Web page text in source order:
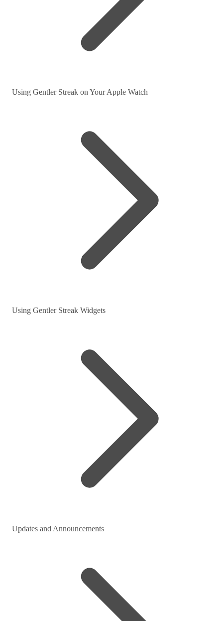
Using Gentler Streak on Your Apple Watch
Using Gentler Streak Widgets
Updates and Announcements